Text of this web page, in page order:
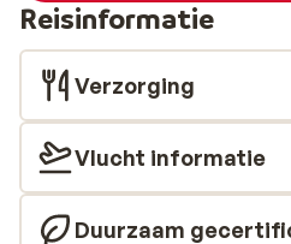
Reisinformatie
Verzorging
Vlucht informatie
Duurzaam